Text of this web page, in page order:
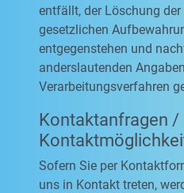
entfällt, der Löschung der
gesetzlichen
entgegenstehen und
anderslautenden
Verarbeitungsverfahren
Kontaktanfragen /
Sofern Sie per
uns in Kontakt treten,